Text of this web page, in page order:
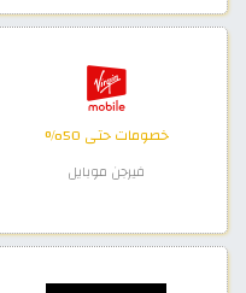
خصومات حتى 50%
فيرجن موبايل